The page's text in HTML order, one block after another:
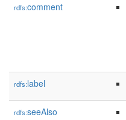
rdfs:comment
rdfs:label
rdfs:seeAlso